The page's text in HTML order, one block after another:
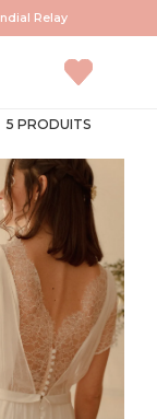
Relay
5 PRODUITS